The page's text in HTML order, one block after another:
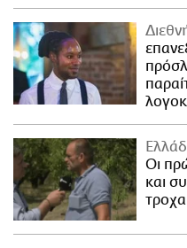
Οι
και